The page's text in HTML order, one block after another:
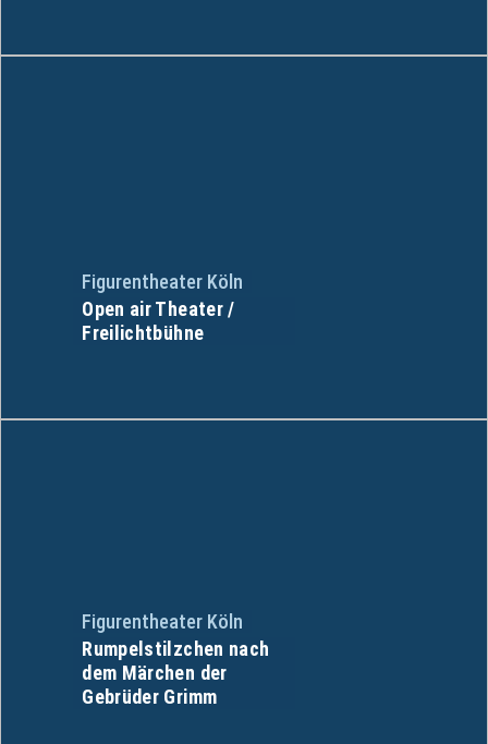
Figurentheater Köln
Open air Theater /
Freilichtbühne
Figurentheater Köln
Rumpelstilzchen nach
dem Märchen der
Gebrüder Grimm